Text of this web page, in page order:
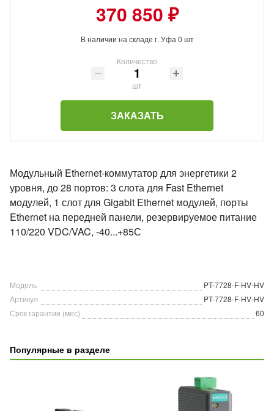
370 850 ₽
В наличии на складе г. Уфа 0 шт
Количество
шт
ЗАКАЗАТЬ
Модульный Ethernet-коммутатор для энергетики 2
уровня, до 28 портов: 3 слота для Fast Ethernet
модулей, 1 слот для Gigabit Ethernet модулей, порты
Ethernet на передней панели, резервируемое питание
110/220 VDC/VAC, -40...+85С
Модель
PT-7728-F-HV-HV
Артикул
PT-7728-F-HV-HV
Срок гарантии (мес)
60
Популярные в разделе